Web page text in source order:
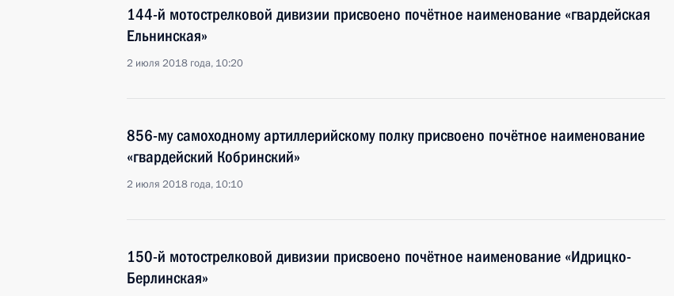
144-й мотострелковой дивизии присвоено почётное наименование «гвардейская
Ельнинская»
2 июля 2018 года, 10:20
856-му самоходному артиллерийскому полку присвоено почётное наименование
«гвардейский Кобринский»
2 июля 2018 года, 10:10
150-й мотострелковой дивизии присвоено почётное наименование «Идрицко-
Берлинская»